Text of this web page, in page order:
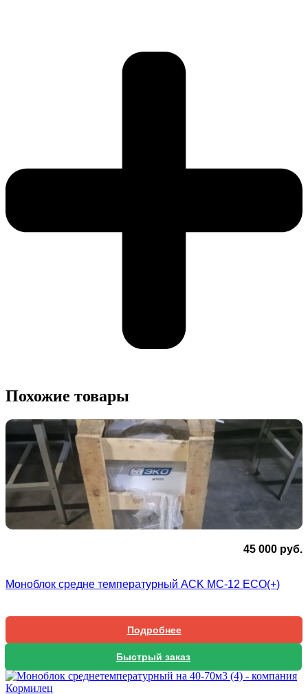
Похожие товары
45 000 руб.
Моноблок средне температурный ACK MC-12 ECO(+)
Подробнее
Быстрый заказ